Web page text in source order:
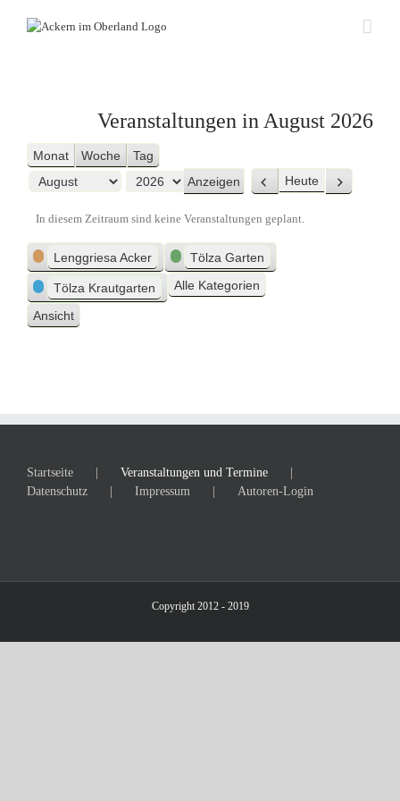
Veranstaltungen in August 2026
Monat Woche Tag
Monat
Jahr Zurück
Heute Weiter
In diesem Zeitraum sind keine Veranstaltungen geplant.
Kategorien
Lenggriesa Acker Tölza Garten
Tölza Krautgarten Alle Kategorien
Ansicht
Startseite
Veranstaltungen und Termine
Datenschutz
Impressum Autoren-Login
Copyright 2012 - 2019